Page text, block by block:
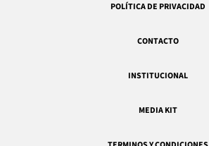
POLÍTICA DE PRIVACIDAD
CONTACTO
INSTITUCIONAL
MEDIA KIT